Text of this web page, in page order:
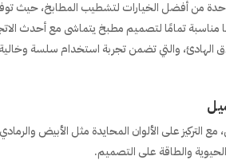
من أفضل الخيارات لتشطيب المطابخ، حيث
مناسبة تمامًا لتصميم مطبخ يتماشى مع أحدث
الهادئ، والتي تضمن تجربة استخدام سلسة
التركيز على الألوان المحايدة مثل الأبيض
والطاقة على التصميم.